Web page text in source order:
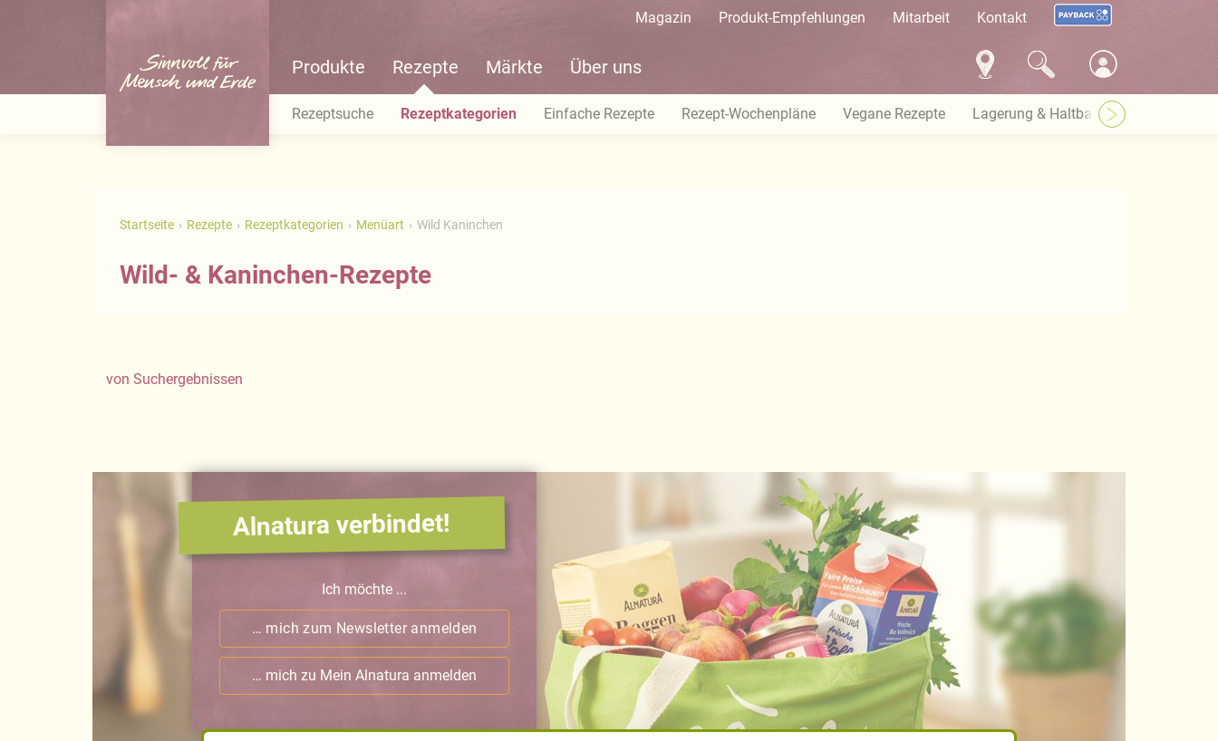
Magazin Produkt-Empfehlungen Mitarbeit Kontakt
Produkte Rezepte Märkte Über uns
Rezeptsuche Rezeptkategorien Einfache Rezepte Rezept-Wochenpläne Vegane Rezepte Lagerung & Haltbarkeit
Startseite Rezepte Rezeptkategorien Menüart Wild Kaninchen
Wild- & Kaninchen-Rezepte
von Suchergebnissen
Alnatura verbindet!
Ich möchte ...
… mich zum Newsletter anmelden
… mich zu Mein Alnatura anmelden